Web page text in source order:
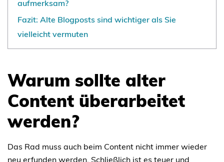
aufmerksam?
Fazit: Alte Blogposts sind wichtiger als Sie
vielleicht vermuten
Warum sollte alter
Content überarbeitet
werden?
Das Rad muss auch beim Content nicht immer wieder
neu erfunden werden. Schließlich ist es teuer und